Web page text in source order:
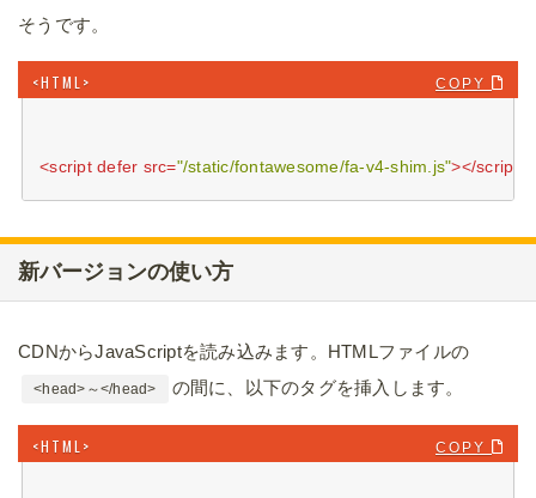
そうです。
<script defer src="/static/fontawesome/fa-v4-shim.js"></script
COPY
新バージョンの使い方
CDNからJavaScriptを読み込みます。HTMLファイルの
<head>～</head> の間に、以下のタグを挿入します。
COPY